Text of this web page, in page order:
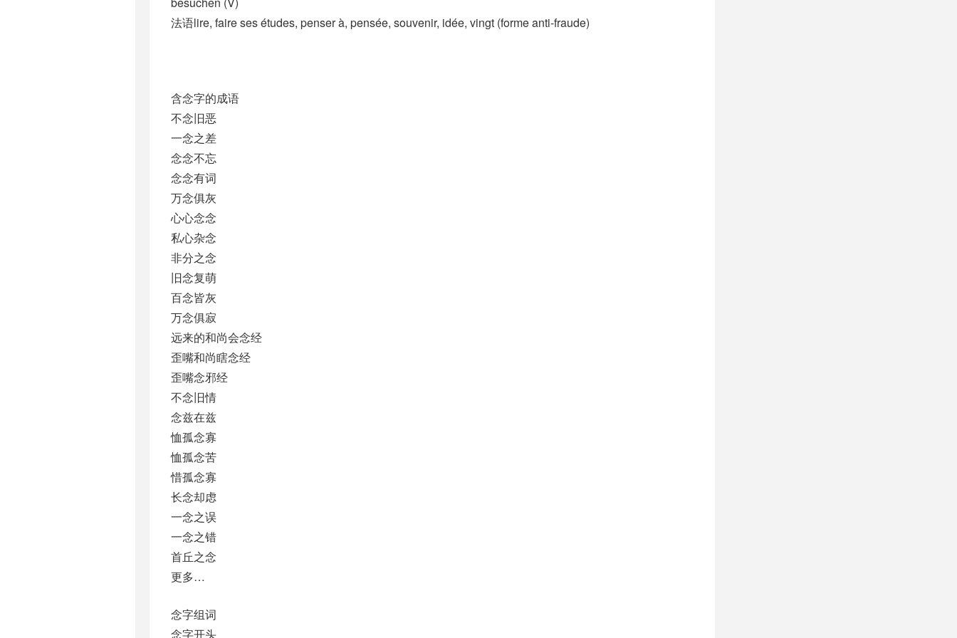
法语lire, faire ses études, penser à, pensée, souvenir, idée, vingt (forme anti-fraude)​
含念字的成语
不念旧恶
一念之差
念念不忘
念念有词
万念俱灰
心心念念
私心杂念
非分之念
旧念复萌
百念皆灰
万念俱寂
远来的和尚会念经
歪嘴和尚瞎念经
歪嘴念邪经
不念旧情
念兹在兹
恤孤念寡
恤孤念苦
惜孤念寡
长念却虑
一念之误
一念之错
首丘之念
更多…
念字组词
念字开头